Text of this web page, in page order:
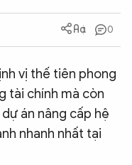
0
vị thế tiên phong
tài chính mà còn
án nâng cấp hệ
nhanh nhất tại